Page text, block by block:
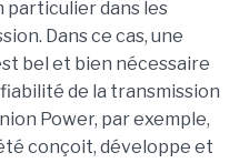
particulier dans les
Dans ce cas, une
bel et bien nécessaire
de la transmission
Power, par exemple,
conçoit, développe et